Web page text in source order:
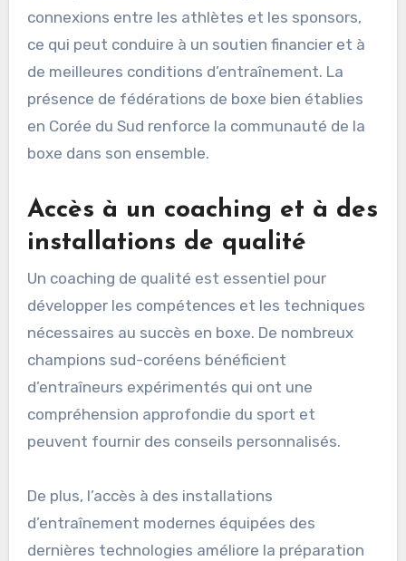
connexions entre les athlètes et les sponsors,
ce qui peut conduire à un soutien financier et à
de meilleures conditions d’entraînement. La
présence de fédérations de boxe bien établies
en Corée du Sud renforce la communauté de la
boxe dans son ensemble.
Accès à un coaching et à des
installations de qualité
Un coaching de qualité est essentiel pour
développer les compétences et les techniques
nécessaires au succès en boxe. De nombreux
champions sud-coréens bénéficient
d’entraîneurs expérimentés qui ont une
compréhension approfondie du sport et
peuvent fournir des conseils personnalisés.
De plus, l’accès à des installations
d’entraînement modernes équipées des
dernières technologies améliore la préparation